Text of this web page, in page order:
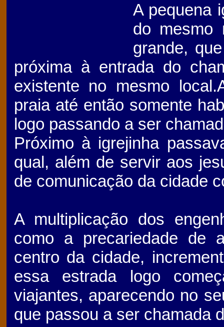
A pequena
do mesmo
grande,
próxima à entrada do
existente no mesmo
praia até então somente
logo passando a ser
Próximo à igrejinha
qual, além de servir aos
de comunicação da cidade
A multiplicação dos
como a precariedade de
centro da cidade,
essa estrada logo
viajantes, aparecendo no
que passou a ser chamada